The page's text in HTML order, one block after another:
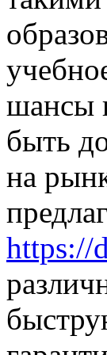
шансы
быть
на
https://